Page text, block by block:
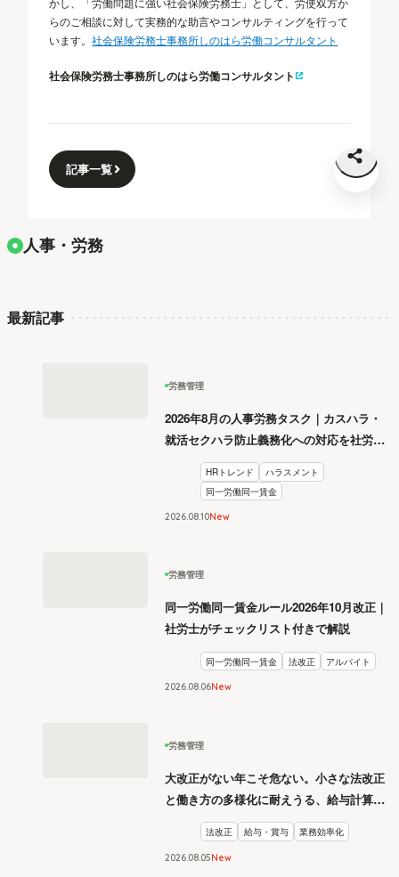
らのご相談に対して実務的な助言やコンサルティングを行って
います。社会保険労務士事務所しのはら労働コンサルタント
社会保険労務士事務所しのはら労働コンサルタント
記事一覧
人事・労務
最新記事
労務管理
2026年8月の人事労務タスク｜カスハラ・
就活セクハラ防止義務化への対応を社労士
HRトレンド
ハラスメント
同一労働同一賃金
2026.0810New
労務管理
同一労働同一賃金ルール2026年10月改正｜
社労士がチェックリスト付きで解説
同一労働同一賃金 法改正 アルバイト
2026.08 06New
労務管理
大改正がない年こそ危ない。小さな法改正
と働き方の多様化に耐えうる、給与計算と
リスク管理
法改正 給与・賞与 業務効率化
2026 08 05New